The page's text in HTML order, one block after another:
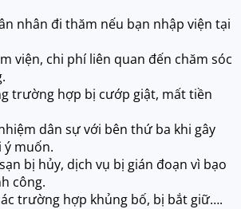
nhân đi thăm nếu bạn nhập viện tại
viện, chi phí liên quan đến chăm sóc
trường hợp bị cướp giật, mất tiền
dân sự với bên thứ ba khi gây
ý muốn.
bị hủy, dịch vụ bị gián đoạn vì bạo
công.
trường hợp khủng bố, bị bắt giữ….